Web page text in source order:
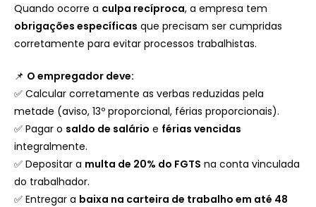
Quando ocorre a culpa recíproca, a empresa tem
obrigações específicas que precisam ser cumpridas
corretamente para evitar processos trabalhistas.
📌 O empregador deve:
✅ Calcular corretamente as verbas reduzidas pela
metade (aviso, 13º proporcional, férias proporcionais).
✅ Pagar o saldo de salário e férias vencidas
integralmente.
✅ Depositar a multa de 20% do FGTS na conta vinculada
do trabalhador.
✅ Entregar a baixa na carteira de trabalho em até 48